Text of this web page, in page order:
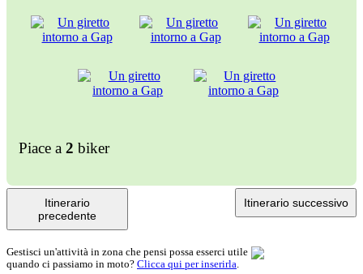
Piace a 2 biker
Itinerario
precedente
Itinerario successivo
Gestisci un'attività in zona che pensi possa esserci utile
quando ci passiamo in moto? Clicca qui per inserirla